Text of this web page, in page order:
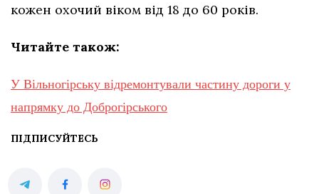
кожен охочий віком від 18 до 60 років.
Читайте також:
У Вільногірську відремонтували частину дороги у
напрямку до Доброгірського
ПІДПИСУЙТЕСЬ